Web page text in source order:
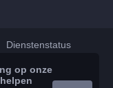
Dienstenstatus
Play
op onze